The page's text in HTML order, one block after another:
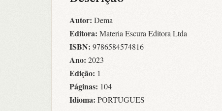
Autor: Dema
Editora: Materia Escura Editora Ltda
ISBN: 9786584574816
Ano: 2023
Edição: 1
Páginas: 104
Idioma: PORTUGUES